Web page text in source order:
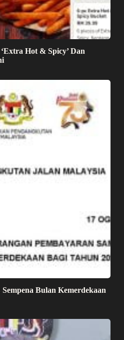
Hot & Spicy’ Dan
Bulan Kemerdekaan